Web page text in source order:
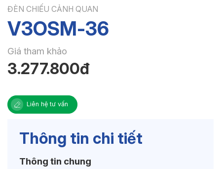
ĐÈN CHIẾU CẢNH QUAN
V3OSM-36
Giá tham khảo
3.277.800đ
Liên hệ tư vấn
Thông tin chi tiết
Thông tin chung